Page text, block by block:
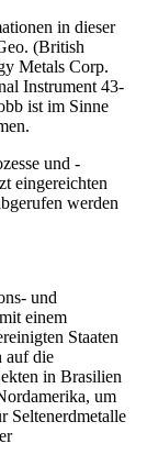
in dieser
(British
Metals Corp.
Instrument 43-
ist im Sinne
und -
eingereichten
werden
und
einem
Staaten
auf die
in Brasilien
um
Seltenerdmetalle